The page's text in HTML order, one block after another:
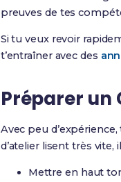
preuves de tes
Si tu veux revoir
t’entraîner avec des
Préparer un
Avec peu d’expérience,
d’atelier lisent très
Mettre en haut